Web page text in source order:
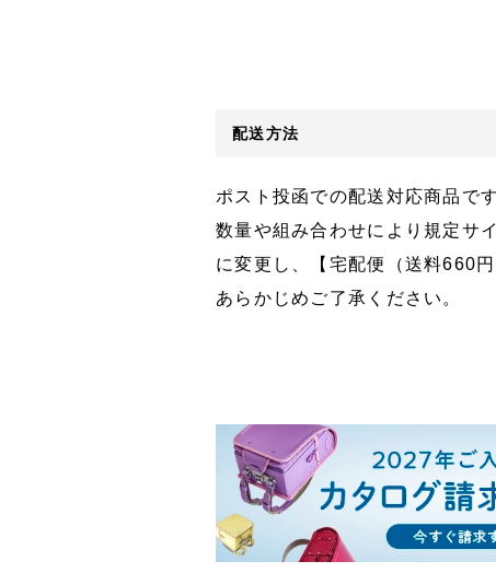
配送方法
ポスト投函での配送対応商品です
数量や組み合わせにより規定サ
に変更し、【宅配便（送料660
あらかじめご了承ください。